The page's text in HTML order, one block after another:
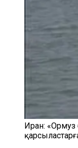
Иран: